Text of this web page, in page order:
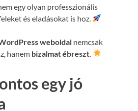
egy olyan professzionális
és eladásokat is hoz.
weboldal nemcsak
hanem bizalmat ébreszt.
egy jó